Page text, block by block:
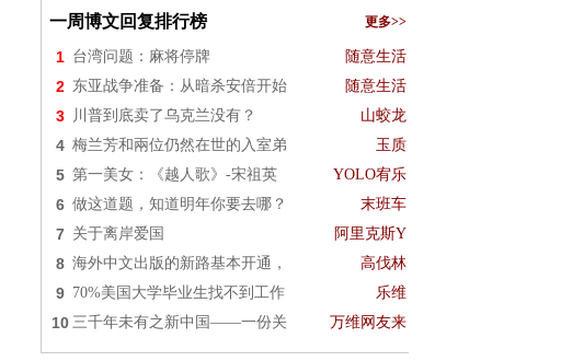
一周博文回复排行榜 更多>>
1 台湾问题：麻将停牌 随意生活
2 东亚战争准备：从暗杀安倍开始 随意生活
3 川普到底卖了乌克兰没有？ 山蛟龙
4 梅兰芳和兩位仍然在世的入室弟 玉质
5 第一美女：《越人歌》-宋祖英 YOLO宥乐
6 做这道题，知道明年你要去哪？ 末班车
7 关于离岸爱国 阿里克斯Y
8 海外中文出版的新路基本开通， 高伐林
9 70%美国大学毕业生找不到工作 乐维
10 三千年未有之新中国——一份关 万维网友来